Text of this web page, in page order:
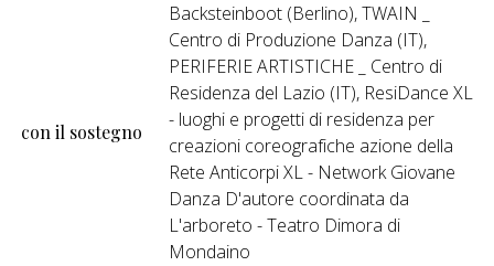
con il sostegno
Backsteinboot (Berlino), TWAIN _
Centro di Produzione Danza (IT),
PERIFERIE ARTISTICHE _ Centro di
Residenza del Lazio (IT), ResiDance XL
- luoghi e progetti di residenza per
creazioni coreografiche azione della
Rete Anticorpi XL - Network Giovane
Danza D'autore coordinata da
L'arboreto - Teatro Dimora di
Mondaino